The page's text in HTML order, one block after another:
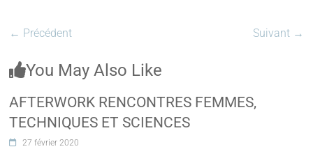
← Précédent Suivant →
You May Also Like
AFTERWORK RENCONTRES FEMMES,
TECHNIQUES ET SCIENCES
27 février 2020